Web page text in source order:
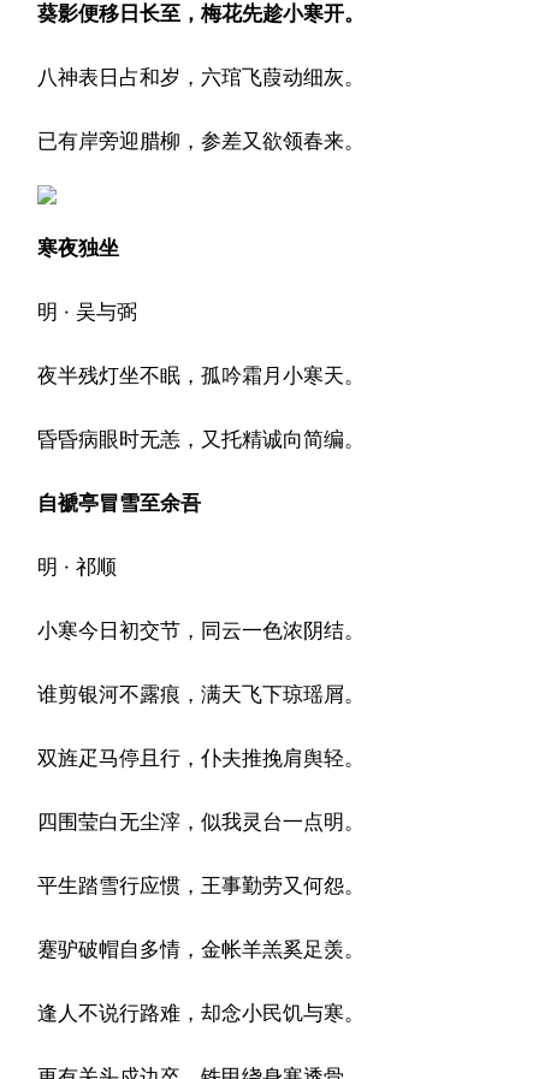
葵影便移日长至，梅花先趁小寒开。
八神表日占和岁，六琯飞葭动细灰。
已有岸旁迎腊柳，参差又欲领春来。
寒夜独坐
明 · 吴与弼
夜半残灯坐不眠，孤吟霜月小寒天。
昏昏病眼时无恙，又托精诚向简编。
自褫亭冒雪至余吾
明 · 祁顺
小寒今日初交节，同云一色浓阴结。
谁剪银河不露痕，满天飞下琼瑶屑。
双旌疋马停且行，仆夫推挽肩舆轻。
四围莹白无尘滓，似我灵台一点明。
平生踏雪行应惯，王事勤劳又何怨。
蹇驴破帽自多情，金帐羊羔奚足羡。
逢人不说行路难，却念小民饥与寒。